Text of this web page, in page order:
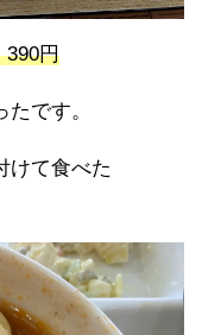
390円
です。
けて食べた